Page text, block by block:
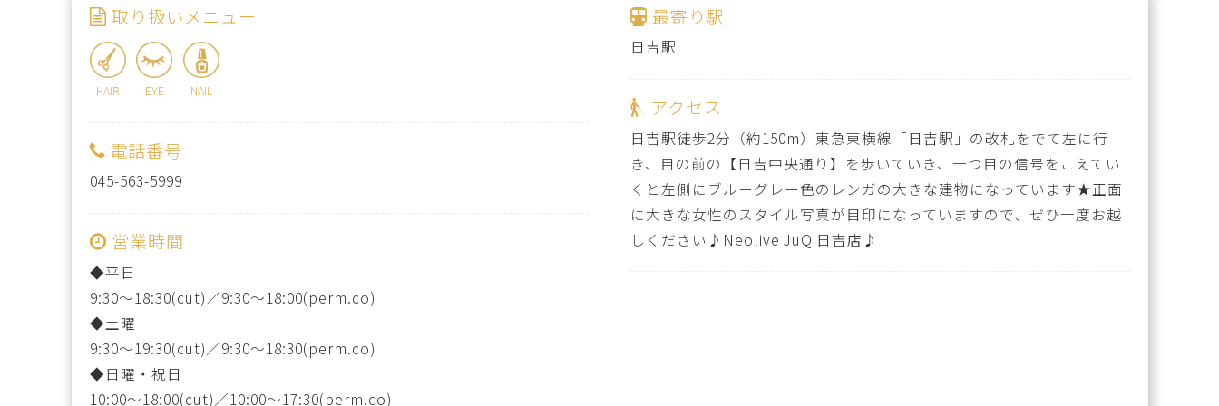
取り扱いメニュー
HAIR EYE NAIL
電話番号
045-563-5999
営業時間
◆平日
9:30～18:30(cut)／9:30～18:00(perm.co)
◆土曜
9:30～19:30(cut)／9:30～18:30(perm.co)
◆日曜・祝日
10:00～18:00(cut)／10:00～17:30(perm.co)
最寄り駅
日吉駅
アクセス
日吉駅徒歩2分（約150m）東急東横線「日吉駅」の改札をでて左に行
き、目の前の【日吉中央通り】を歩いていき、一つ目の信号をこえてい
くと左側にブルーグレー色のレンガの大きな建物になっています★正面
に大きな女性のスタイル写真が目印になっていますので、ぜひ一度お越
しください♪Neolive JuQ 日吉店♪